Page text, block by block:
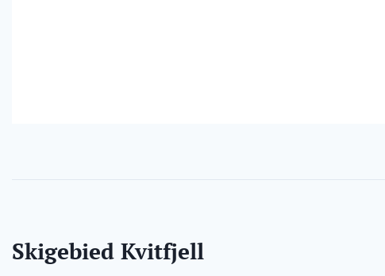
Skigebied Kvitfjell